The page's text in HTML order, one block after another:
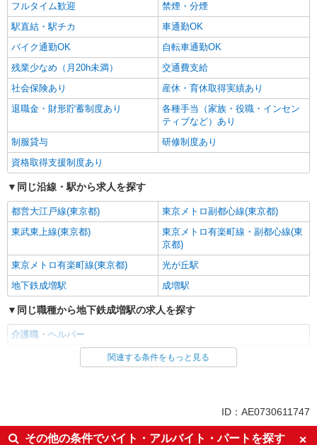
フルタイム歓迎
禁煙・分煙
駅直結・駅チカ
車通勤OK
バイク通勤OK
自転車通勤OK
残業少なめ（月20h未満）
交通費支給
社会保険あり
産休・育休取得実績あり
退職金・財形貯蓄制度あり
各種手当（家族・役職・インセン
ティブなど）あり
制服貸与
研修制度あり
資格取得支援制度あり
同じ沿線・駅から求人を探す
都営大江戸線(東京都)
東京メトロ副都心線(東京都)
東武東上線(東京都)
東京メトロ有楽町線・副都心線(東
京都)
東京メトロ有楽町線(東京都)
光が丘駅
地下鉄成増駅
成増駅
同じ職種から地下鉄成増駅の求人を探す
介護職・ヘルパー
同じ雇用形態から地下鉄成増駅の求人を探す
入社日応相談
未経験歓迎
関連する条件をもっと見る
ID：AE0730611747
その他の条件でバイト・アルバイト・パートを探す